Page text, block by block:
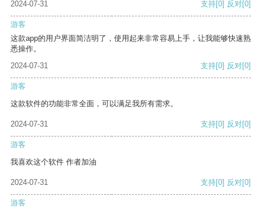
2024-07-31 支持[0] 反对[0]
游客
这款app的用户界面简洁明了，使用起来非常容易上手，让我能够快速熟
悉操作。
2024-07-31
支持[0] 反对[0]
游客
这款软件的功能非常全面，可以满足我所有需求。
2024-07-31 支持[0] 反对[0]
游客
我喜欢这个软件 作者加油
2024-07-31 支持[0] 反对[0]
游客